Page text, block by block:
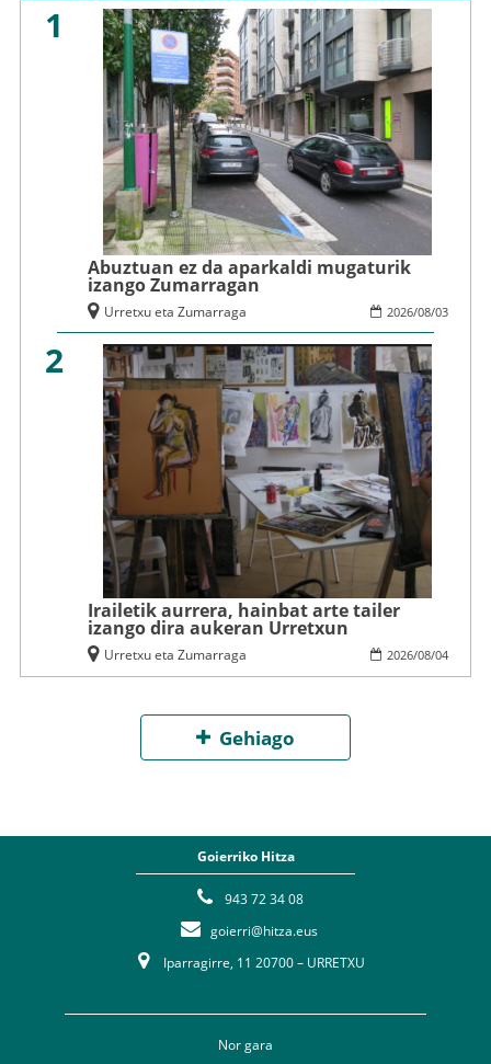
1
Abuztuan ez da aparkaldi mugaturik
izango Zumarragan
2026/08/03
Urretxu eta Zumarraga
2
Irailetik aurrera, hainbat arte tailer
izango dira aukeran Urretxun
2026/08/04
Urretxu eta Zumarraga
Gehiago
Goierriko Hitza
943 72 34 08
goierri@hitza.eus
Iparragirre, 11 20700 – URRETXU
Nor gara